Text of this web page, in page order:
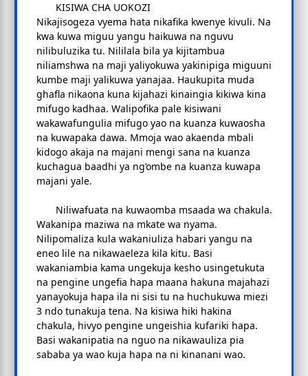
KISIWA CHA UOKOZI
Nikajisogeza vyema hata nikafika kwenye kivuli. Na
kwa kuwa miguu yangu haikuwa na nguvu
nilibuluzika tu. Nililala bila ya kijitambua
niliamshwa na maji yaliyokuwa yakinipiga miguuni
kumbe maji yalikuwa yanajaa. Haukupita muda
ghafla nikaona kuna kijahazi kinaingia kikiwa kina
mifugo kadhaa. Walipofika pale kisiwani
wakawafungulia mifugo yao na kuanza kuwaosha
na kuwapaka dawa. Mmoja wao akaenda mbali
kidogo akaja na majani mengi sana na kuanza
kuchagua baadhi ya ng’ombe na kuanza kuwapa
majani yale.
Niliwafuata na kuwaomba msaada wa chakula.
Wakanipa maziwa na mkate wa nyama.
Nilipomaliza kula wakaniuliza habari yangu na
eneo lile na nikawaeleza kila kitu. Basi
wakaniambia kama ungekuja kesho usingetukuta
na pengine ungefia hapa maana hakuna majahazi
yanayokuja hapa ila ni sisi tu na huchukuwa miezi
3 ndo tunakuja tena. Na kisiwa hiki hakina
chakula, hivyo pengine ungeishia kufariki hapa.
Basi wakanipatia na nguo na nikawauliza pia
sababa ya wao kuja hapa na ni kinanani wao.